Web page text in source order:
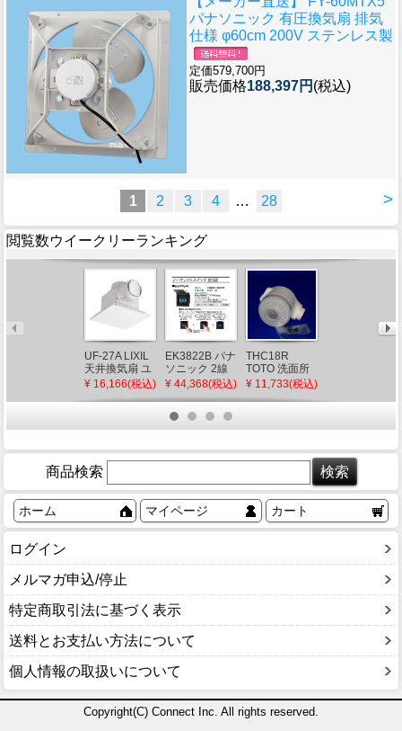
パナソニック 有圧換気扇 排気
仕様 φ60cm 200V ステンレス製
定価579,700円
販売価格188,397円 (税込)
>
1 2 3 4 … 28
閲覧数ウイークリーランキング
UF-27A LIXIL
天井換気扇 ユ
ニットバス用
(UF-23A 後継
品)
¥ 16,166(税込)
EK3822B パナ
ソニック 2線
式電気錠用シ
ークレットス
イッチ(埋込型)
ブラック
¥ 44,368(税込)
THC18R
TOTO 洗面所
部品 洗面所水
栓 シャワーヘ
ッド部
用）
¥ 11,733(税込)
ス L=1200
後継品)
商品検索
ホーム マイページ カート
ログイン
メルマガ申込/停止
特定商取引法に基づく表示
送料とお支払い方法について
個人情報の取扱いについて
Copyright(C) Connect Inc. All rights reserved.